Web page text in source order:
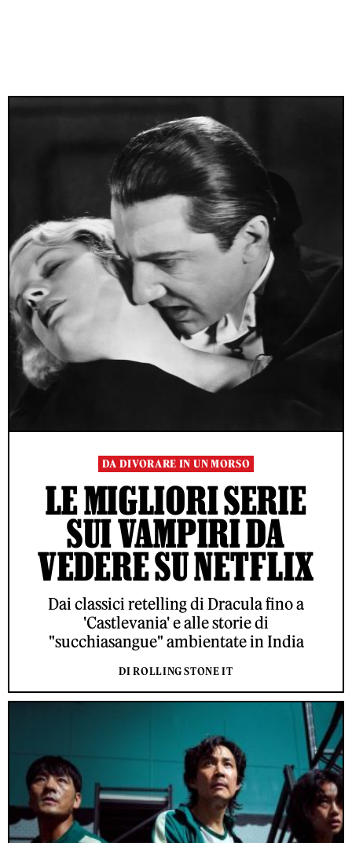
DA DIVORARE IN UN MORSO
LE MIGLIORI SERIE
SUI VAMPIRI DA
VEDERE SU NETFLIX
Dai classici retelling di Dracula fino a
'Castlevania' e alle storie di
"succhiasangue" ambientate in India
DI ROLLING STONE IT